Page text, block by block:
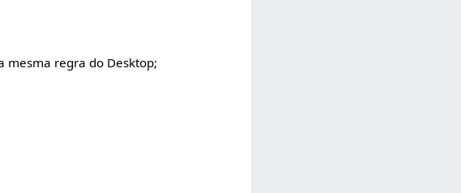
mesma regra do Desktop;